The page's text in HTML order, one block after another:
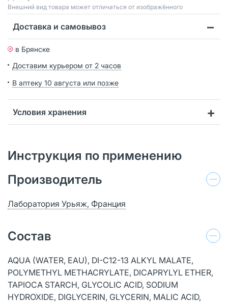
Bнешний вид товара может отличаться от изображённого
Доставка и самовывоз
в Брянске
Доставим курьером от 2 часов
В аптеку 10 августа или позже
Условия хранения
Инструкция по применению
Производитель
Лаборатория Урьяж, Франция
Состав
AQUA (WATER, EAU), DI-C12-13 ALKYL MALATE,
POLYMETHYL METHACRYLATE, DICAPRYLYL ETHER,
TAPIOCA STARCH, GLYCOLIC ACID, SODIUM
HYDROXIDE, DIGLYCERIN, GLYCERIN, MALIC ACID,